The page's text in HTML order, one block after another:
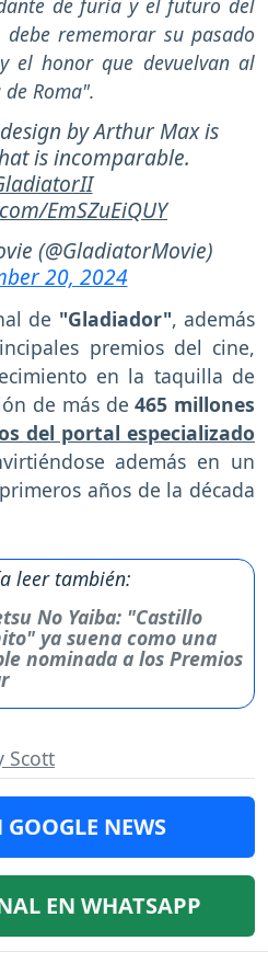
rememorar su pasado
el honor que devuelvan al
Roma".
by Arthur Max is
is incomparable.
EmSZuEiQUY
(@GladiatorMovie)
20, 2024
de "Gladiador", además
premios del cine,
en la taquilla de
de más de465 millones
del portal especializado
además en un
años de la década
leer también:
No Yaiba: "Castillo
ya suena como una
nominada a los Premios
Scott
NEWS
EN WHATSAPP